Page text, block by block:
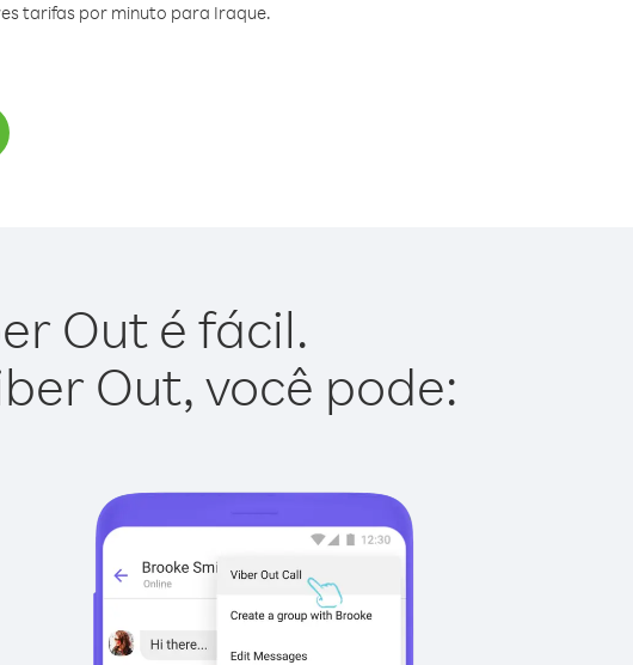
tarifas por minuto para Iraque.
Out é fácil.
Out, você pode: